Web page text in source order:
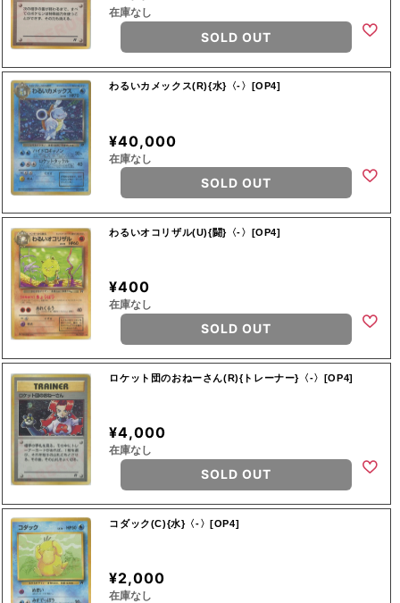
在庫なし
SOLD OUT
わるいカメックス(R){水}〈-〉[OP4]
¥40,000
在庫なし
SOLD OUT
わるいオコリザル(U){闘}〈-〉[OP4]
¥400
在庫なし
SOLD OUT
ロケット団のおねーさん(R){トレーナー}〈-〉[OP4]
¥4,000
在庫なし
SOLD OUT
コダック(C){水}〈-〉[OP4]
¥2,000
在庫なし